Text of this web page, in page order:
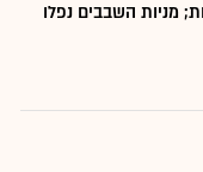
מניות השבבים נפלו